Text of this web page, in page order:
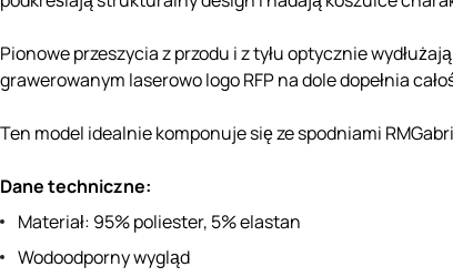
Pionowe przeszycia z przodu i z tyłu optycznie
grawerowanym laserowo logo RFP na dole dopełnia
Ten model idealnie komponuje się ze spodniami
Dane techniczne:
Materiał: 95% poliester, 5% elastan
Wodoodporny wygląd